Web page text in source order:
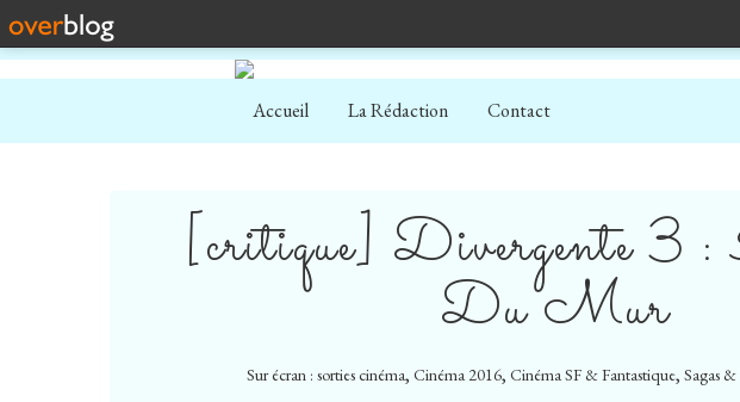
Accueil La Rédaction Contact
[critique] Divergente 3
Du Mur
Sur écran : sorties cinéma, Cinéma 2016, Cinéma SF & Fantastique, Sagas &